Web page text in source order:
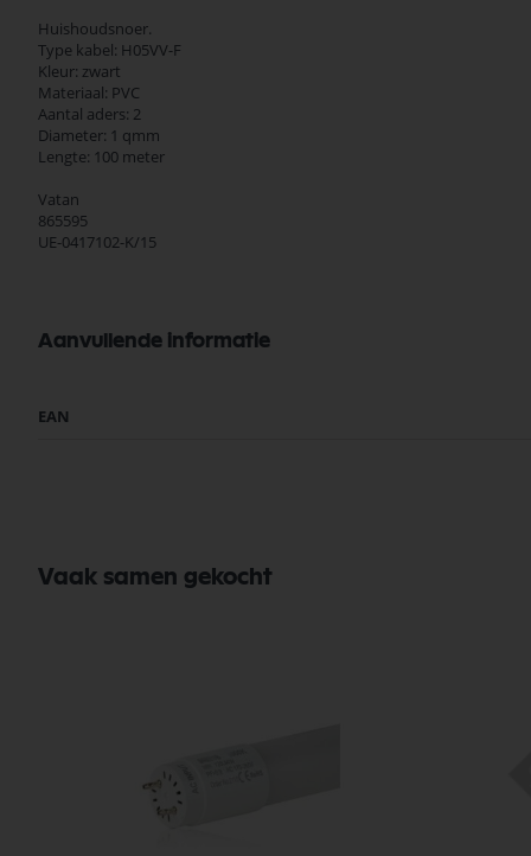
Huishoudsnoer.
Type kabel: H05VV-F
Kleur: zwart
Materiaal: PVC
Aantal aders: 2
Diameter: 1 qmm
Lengte: 100 meter
Vatan
865595
UE-0417102-K/15
Aanvullende informatie
Meer
EAN
Vaak samen gekocht